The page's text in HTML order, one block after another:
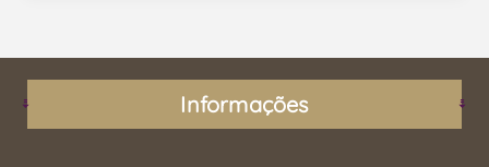
Informações